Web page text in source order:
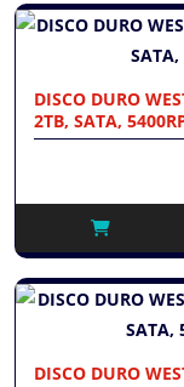
DISCO DURO
2TB, SATA,
DISCO DURO